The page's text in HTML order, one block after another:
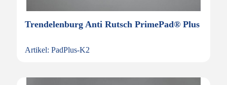
Trendelenburg Anti Rutsch PrimePad® Plus
Artikel: PadPlus-K2